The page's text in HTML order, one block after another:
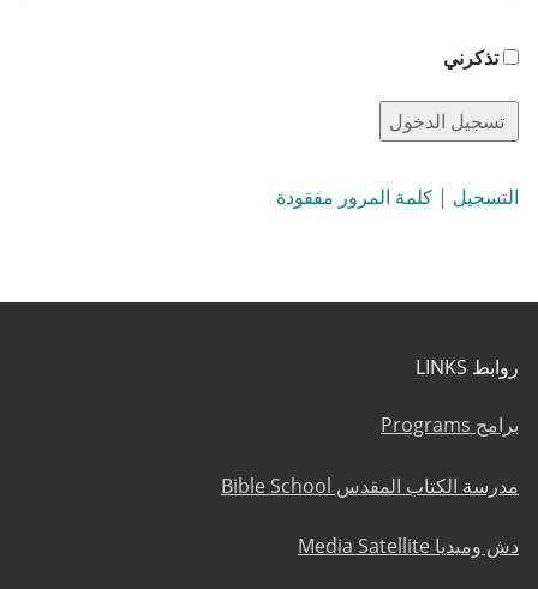
تذكرني
التسجيل | كلمة المرور مفقودة
روابط LINKS
برامج Programs
مدرسة الكتاب المقدس Bible School
دش وميديا Media Satellite